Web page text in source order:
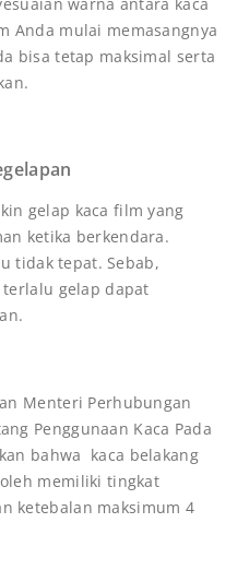
Anda mulai memasangnya
bisa tetap maksimal serta
gelap kaca film yang
ketika berkendara.
tidak tepat. Sebab,
gelap dapat
Menteri Perhubungan
Penggunaan Kaca Pada
bahwa kaca belakang
memiliki tingkat
ketebalan maksimum 4